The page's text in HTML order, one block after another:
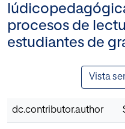
procesos de
estudiantes de
Vista
dc.contributor.author